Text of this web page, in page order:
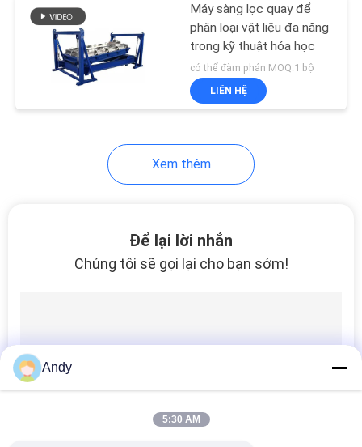
Máy xay sinh tố đôi
Máy sàng lọc quay để
phân loại vật liệu đa năng
trong kỹ thuật hóa học
có thể đàm phán MOQ:1 bộ
LIÊN HỆ
Xem thêm
Để lại lời nhắn
Chúng tôi sẽ gọi lại cho bạn sớm!
Andy
5:30 AM